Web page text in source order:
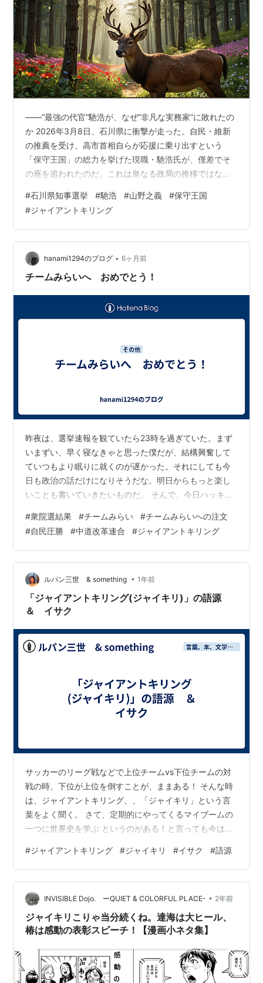
――“最強の代官”馳浩が、なぜ“非凡な実務家”に敗れたの
か 2026年3月8日、石川県に衝撃が走った。自民・維新
の推薦を受け、高市首相自らが応援に乗り出すという
「保守王国」の総力を挙げた現職・馳浩氏が、僅差でそ
の座を追われたのだ。これは単なる政局の推移ではな
県民による引導である。 1. 「正論」という名の孤立：司
令塔と現場の距離 震災対応において、馳氏の初動は厳し
く批判された。しかし、行政実務の裏側を知る者からす
れば、彼の振る舞いには一理ある。 発災直後、知事が県
庁という司令塔に籠もり、2次避難のスキーム構築や国と
の予算交渉に奔走するのは、マネ…
#石川県知事選挙 #馳浩 #山野之義 #保守王国
#ジャイアントキリング
hanami1294のブログ • 6ヶ月前
チームみらいへ おめでとう！
昨夜は、選挙速報を観ていたら23時を過ぎていた。まず
いまずい、早く寝なきゃと思った僕だが、結構興奮して
ていつもより眠りに就くのが遅かった。それにしても今
日も政治の話だけになりそうだな。明日からもっと楽し
いことも書いていきたいものだ。 そんで、今日ハッキリ
通り、いやそれを超えて11議席を獲得した。安野党首は
当初、「5議席は取りたい」って言ってたから、万々歳だ
ろう。僕は（希望的観測で）10議席は取ってほしいと書
いたが、それをも上回った。 つまり、世間がそれだけチ
ームみらいに期待をかけたということだ。どれくらい票
を集めたか調べてみよう。ヤフーニュース…
#衆院選結果 #チームみらい #チームみらいへの注文
#自民圧勝 #中道改革連合 #ジャイアントキリング
ルパン三世 & something • 1年前
「ジャイアントキリング(ジャイキリ)」の語源
＆ イサク
サッカーのリーグ戦などで上位チームvs下位チームの対
戦の時、下位が上位を倒すことが、ままある！ そんな時
は、ジャイアントキリング、、「ジャイキリ」という言
葉をよく聞く。 さて、定期的にやってくるマイブームの
一つに世界史を学ぶ というのがある！と言っても今は、
アのゼロから歴史塾』の「旧約聖書 歴史編」を聞いてい
たら、この「ジャイキリ」に出くわした！それによる
と、、 紀元前1000年頃のイスラエル王国でのこと。３メ
ートルの巨人ゴリアテの襲来に手を焼いていたサウル王
に退治を名乗り出た羊飼いダビデは、投石で見事ゴリア
テに命中させ、倒した。この逸…
#ジャイアントキリング #ジャイキリ #イサク #語源
INVISIBLE Dojo. ーQUIET & COLORFUL PLACE- • 2年前
ジャイキリこりゃ当分続くね。達海は大ヒール、
椿は感動の表彰スピーチ！【漫画小ネタ集】